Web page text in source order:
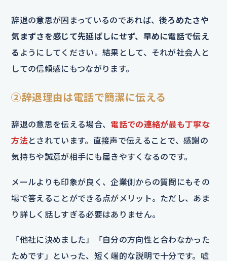
辞退の意思が固まっているのであれば、後ろめたさや
気まずさを感じて先延ばしにせず、早めに電話で伝え
る ようにしてください。結果として、それが社会人と
しての信頼感にもつながります。
②辞退理由は電話で簡潔に伝える
辞退の意思を伝える場合、 電話での連絡が最も丁寧な
方法とされています。直接声で伝えることで、感謝の
気持ちや誠意が相手にも届きやすくなるのです。
メールよりも印象が良く、企業側からの質問にもその
場で答えることができる点がメリット。ただし、あま
り詳しく話しすぎる必要はありません。
「他社に決めました」「自分の方向性と合わなかった
ためです」といった、短く端的な説明で十分です。嘘